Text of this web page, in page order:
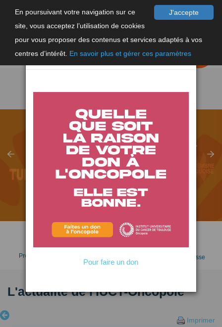
J'accepte
En poursuivant votre navigation sur ce
site, vous acceptez l’utilisation de cookies
pour vous proposer des contenus et services adaptés à vos
centres d’intérêt. En savoir plus et gérer ces paramètres
FAIRE UN
DON
×
Pour faire un don
SEPTEMBRE TURQUOISE, LANCEMENT
DU DÉFI TURQUOISE
EN SAVOIR PLUS
Prendre RDV Espace presse
L'actualité de l'IUCT-Oncopole
Imprimer